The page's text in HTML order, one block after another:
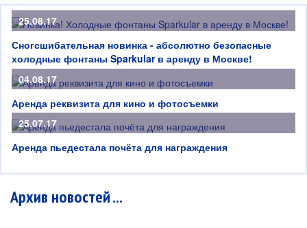
25.08.17
Сногсшибательная новинка - абсолютно безопасные
холодные фонтаны Sparkular в аренду в Москве!
04.08.17
Аренда реквизита для кино и фотосъемки
25.07.17
Аренда пьедестала почёта для награждения
Архив новостей ...